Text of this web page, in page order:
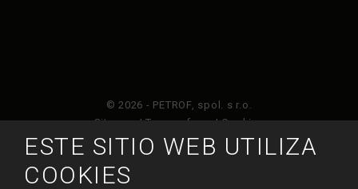
© 2026 - PETROF, spol. s r.o.
Sitemap|Terms of use|Cookies
y está sujeto a la política de privacidad de
ESTE SITIO WEB UTILIZA
COOKIES